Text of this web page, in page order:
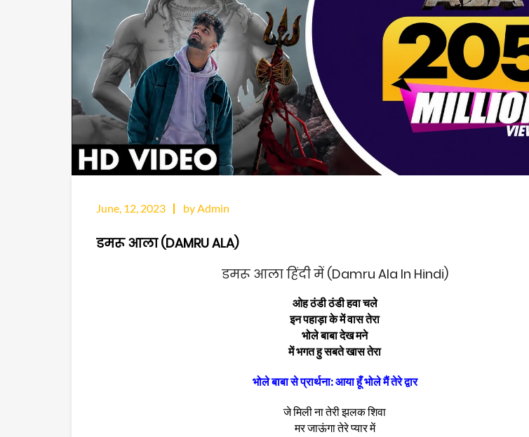
June, 12, 2023 by Admin
डमरू आला (DAMRU ALA)
डमरू आला हिंदी में (Damru Ala In Hindi)
ओह ठंडी ठंडी हवा चले
इन पहाड़ा के में वास तेरा
भोले बाबा देख मने
में भगत हु सबते खास तेरा
भोले बाबा से प्रार्थना: आया हूँ भोले मैं तेरे द्वार
जे मिली ना तेरी झलक शिवा
मर जाऊंगा तेरे प्यार में